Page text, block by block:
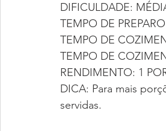
DIFICULDADE:
TEMPO DE
TEMPO DE
TEMPO DE
RENDIMENTO: 1
DICA: Para mais
servidas.